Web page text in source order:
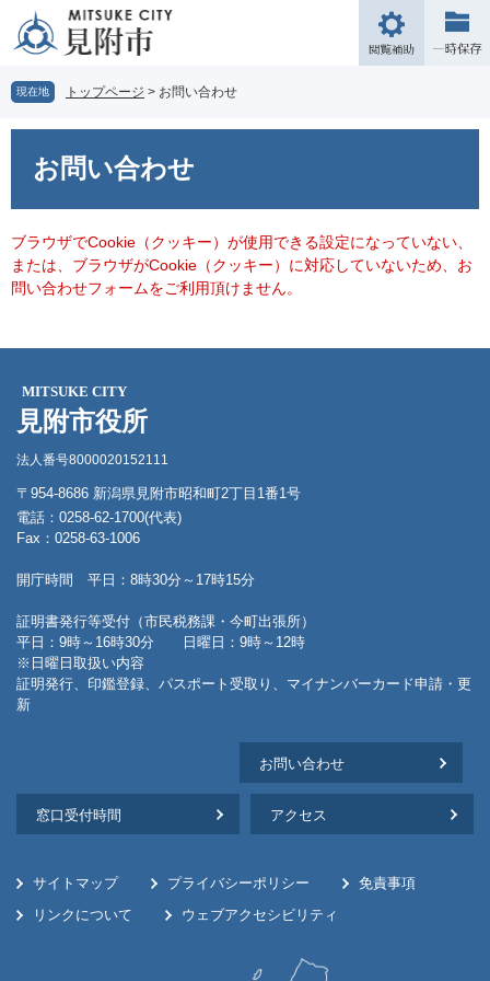
の
先
頭
ー
を
飛
文
へ
閲
覧
現在地 トップページ > お問い合わせ
お問い合わせ
ブラウザでCookie（クッキー）が使用できる設定になっていない、
または、ブラウザがCookie（クッキー）に対応していないため、お
問い合わせフォームをご利用頂けません。
MITSUKE CITY
見附市役所
法人番号8000020152111
〒954-8686 新潟県見附市昭和町2丁目1番1号
電話：0258-62-1700(代表)
Fax：0258-63-1006
開庁時間 平日：8時30分～17時15分
証明書発行等受付（市民税務課・今町出張所）
平日：9時～16時30分 日曜日：9時～12時
※日曜日取扱い内容
証明発行、印鑑登録、パスポート受取り、マイナンバーカード申請・更
新
お問い合わせ
窓口受付時間 アクセス
サイトマップ プライバシーポリシー
免責事項
リンクについて
ウェブアクセシビリティ